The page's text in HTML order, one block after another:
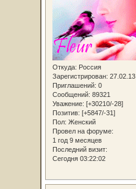
Откуда: Россия
Зарегистрирован: 27.02.13
Приглашений: 0
Сообщений: 89321
Уважение: [+30210/-28]
Позитив: [+5847/-31]
Пол: Женский
Провел на форуме:
1 год 9 месяцев
Последний визит:
Сегодня 03:22:02